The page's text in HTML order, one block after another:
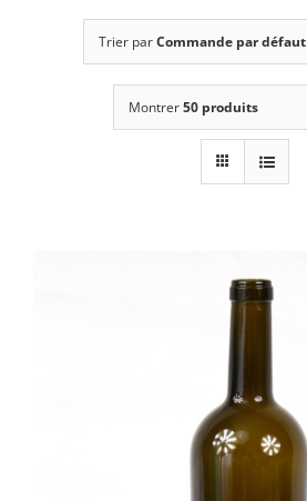
Trier parCommande par défaut
Montrer50 produits